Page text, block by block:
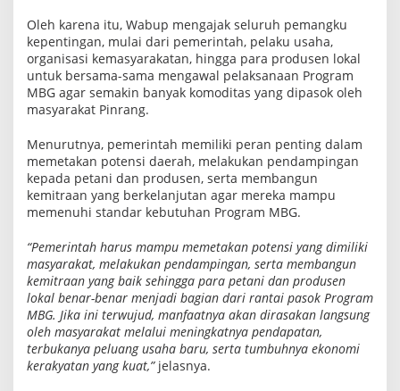
Oleh karena itu, Wabup mengajak seluruh pemangku
kepentingan, mulai dari pemerintah, pelaku usaha,
organisasi kemasyarakatan, hingga para produsen lokal
untuk bersama-sama mengawal pelaksanaan Program
MBG agar semakin banyak komoditas yang dipasok oleh
masyarakat Pinrang.
Menurutnya, pemerintah memiliki peran penting dalam
memetakan potensi daerah, melakukan pendampingan
kepada petani dan produsen, serta membangun
kemitraan yang berkelanjutan agar mereka mampu
memenuhi standar kebutuhan Program MBG.
“Pemerintah harus mampu memetakan potensi yang dimiliki
masyarakat, melakukan pendampingan, serta membangun
kemitraan yang baik sehingga para petani dan produsen
lokal benar-benar menjadi bagian dari rantai pasok Program
MBG. Jika ini terwujud, manfaatnya akan dirasakan langsung
oleh masyarakat melalui meningkatnya pendapatan,
terbukanya peluang usaha baru, serta tumbuhnya ekonomi
kerakyatan yang kuat,”jelasnya.